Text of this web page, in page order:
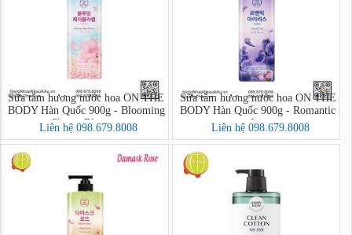
Sữa tắm hương nước hoa ON THE
BODY Hàn Quốc 900g - Blooming
Cherry Blossom
Liên hệ 098.679.8008
Sữa tắm hương nước hoa ON THE
BODY Hàn Quốc 900g - Romantic
Iris
Liên hệ 098.679.8008